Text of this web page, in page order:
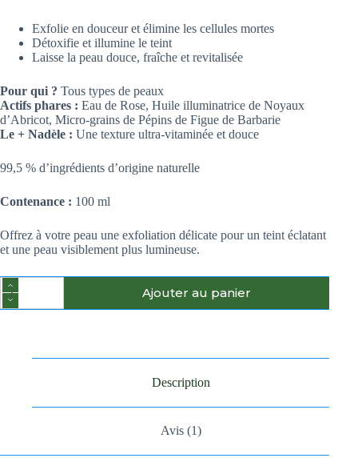
Exfolie en douceur et élimine les cellules mortes
Détoxifie et illumine le teint
Laisse la peau douce, fraîche et revitalisée
Pour qui ? Tous types de peaux
Actifs phares : Eau de Rose, Huile illuminatrice de Noyaux
d’Abricot, Micro-grains de Pépins de Figue de Barbarie
Le + Nadèle : Une texture ultra-vitaminée et douce
99,5 % d’ingrédients d’origine naturelle
Contenance : 100 ml
Offrez à votre peau une exfoliation délicate pour un teint éclatant
et une peau visiblement plus lumineuse.
Ajouter au panier
Description
Avis (1)